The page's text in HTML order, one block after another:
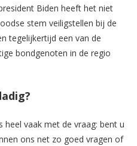
Biden heeft het niet
stem veiligstellen bij de
tegelijkertijd een van de
bondgenoten in de regio
vaak met de vraag: bent u
ons net zo goed vragen of